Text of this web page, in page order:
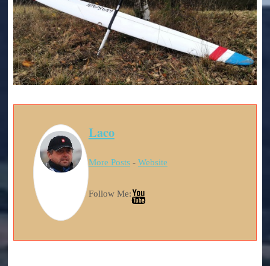
Laco
More Posts- Website
Follow Me: